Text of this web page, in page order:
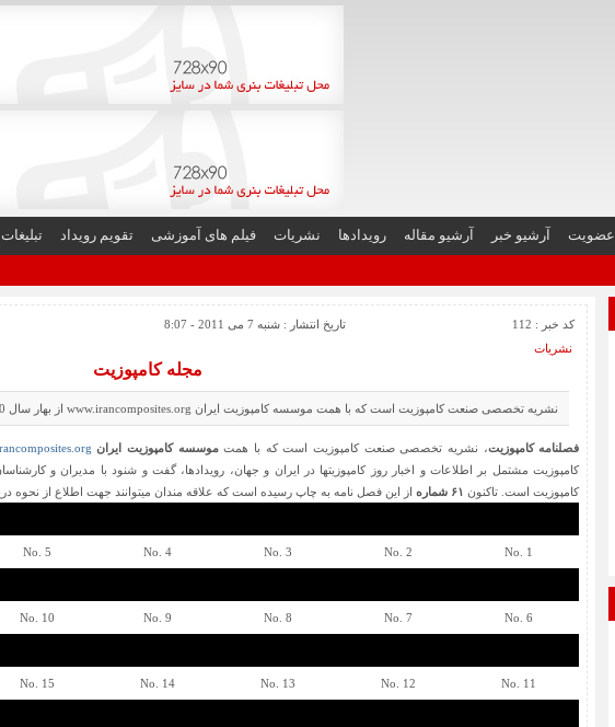
عضویت آرشیو خبر آرشیو مقاله رویدادها نشریات فیلم های آموزشی تقویم رویداد تبلیغات
کد خبر : 112 تاریخ انتشار : شنبه 7 می 2011 - 8:07
نشریات
مجله کامپوزیت
نشریه تخصصی صنعت كامپوزیت است كه با همت موسسه كامپوزیت ایران www.irancomposites.org از بهار سال 1380 انتشار یافته است.؛
فصلنامه کامپوزیت، نشریه تخصصی صنعت کامپوزیت است که با همتموسسه کامپوزیت ایران
کامپوزیت مشتمل بر اطلاعات و اخبار روز کامپوزیتها در ایران و جهان، رویدادها، گفت و شنود با مدیران و
کامپوزیت است. تاکنون ۶۱ شمارهاز این فصل نامه به چاپ رسیده است که علاقه مندان میتوانند جهت اطلاع از نحوه
No. 1
No. 2
No. 3
No. 4
No. 5
No. 6
No. 7
No. 8
No. 9
No. 10
No. 11
No. 12
No. 13
No. 14
No. 15